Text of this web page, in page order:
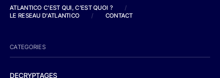
ATLANTICO C'EST QUI, C'EST QUOI ?
/
LE RESEAU D'ATLANTICO
/ CONTACT
CATEGORIES
DECRYPTAGES